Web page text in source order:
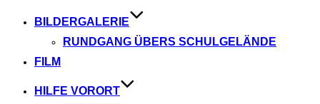
BILDERGALERIE
RUNDGANG ÜBERS SCHULGELÄNDE
FILM
HILFE VORORT